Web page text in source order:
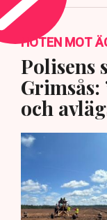
HOTEN MOT
Polisens
och